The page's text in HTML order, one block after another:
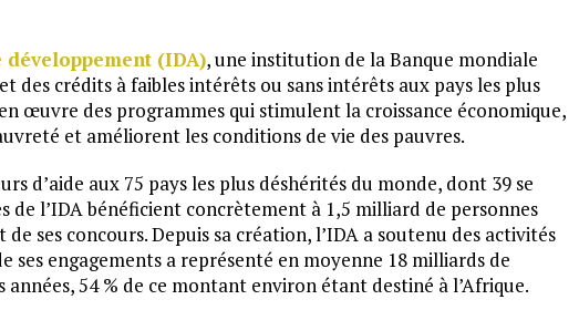
(IDA), une institution de la Banque mondiale
des crédits à faibles intérêts ou sans intérêts aux pays les plus
œuvre des programmes qui stimulent la croissance économique,
et améliorent les conditions de vie des pauvres.
d’aide aux 75 pays les plus déshérités du monde, dont 39 se
de l’IDA bénéficient concrètement à 1,5 milliard de personnes
ses concours. Depuis sa création, l’IDA a soutenu des activités
ses engagements a représenté en moyenne 18 milliards de
54 % de ce montant environ étant destiné à l’Afrique.